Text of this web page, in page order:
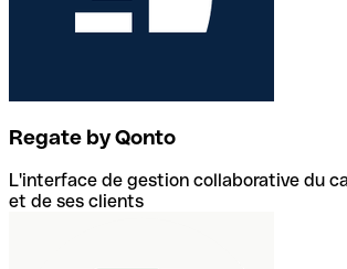
Regate by Qonto
L'interface de gestion collaborative du
et de ses clients